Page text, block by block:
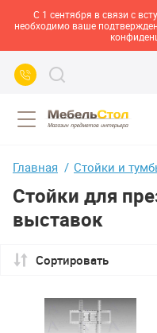
С 1 сентября в связи с
необходимо ваше
Главная Стойки и
Стойки для
выставок
Сортировать